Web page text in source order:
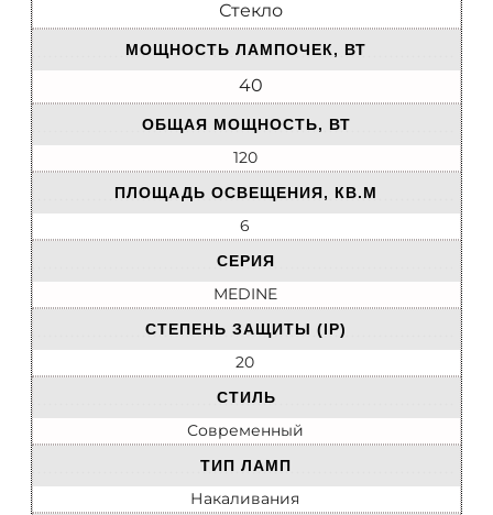
Стекло
МОЩНОСТЬ ЛАМПОЧЕК, ВТ
40
ОБЩАЯ МОЩНОСТЬ, ВТ
120
ПЛОЩАДЬ ОСВЕЩЕНИЯ, КВ.М
6
СЕРИЯ
MEDINE
СТЕПЕНЬ ЗАЩИТЫ (IP)
20
СТИЛЬ
Современный
ТИП ЛАМП
Накаливания